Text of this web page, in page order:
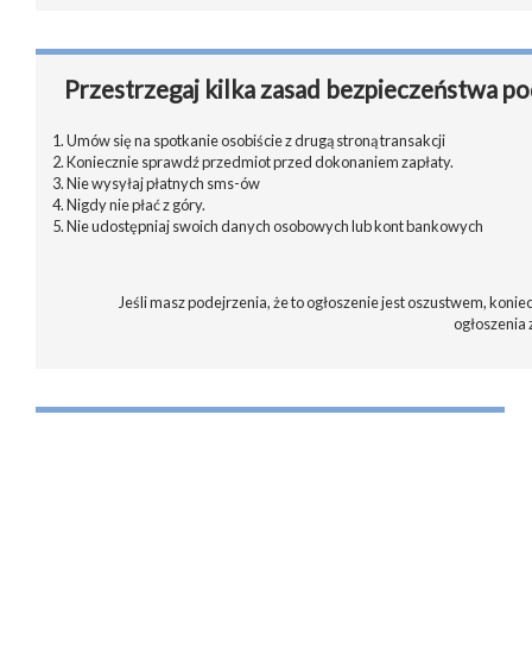
Przestrzegaj kilka zasad bezpieczeństwa
1. Umów się na spotkanie osobiście z drugą stroną transakcji
2. Koniecznie sprawdź przedmiot przed dokonaniem zapłaty.
3. Nie wysyłaj płatnych sms-ów
4. Nigdy nie płać z góry.
5. Nie udostępniaj swoich danych osobowych lub kont bankowych
Jeśli masz podejrzenia, że to ogłoszenie jest oszustwem,